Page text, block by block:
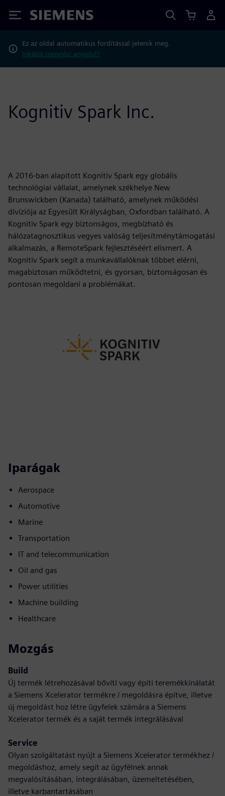
Siemens
Ez az oldal automatikus fordítással jelenik meg.
Inkább megnézi angolul?
Kognitiv Spark Inc.
A 2016-ban alapított Kognitiv Spark egy globális
technológiai vállalat, amelynek székhelye New
Brunswickben (Kanada) található, amelynek működési
divíziója az Egyesült Királyságban, Oxfordban található. A
Kognitiv Spark egy biztonságos, megbízható és
hálózatagnosztikus vegyes valóság teljesítménytámogatási
alkalmazás, a RemoteSpark fejlesztéséért elismert. A
Kognitiv Spark segít a munkavállalóknak többet elérni,
magabiztosan működtetni, és gyorsan, biztonságosan és
pontosan megoldani a problémákat.
Iparágak
Aerospace
Automotive
Marine
Transportation
IT and telecommunication
Oil and gas
Power utilities
Machine building
Healthcare
Mozgás
Build
Új termék létrehozásával bővíti vagy építi teremékkínálatát
a Siemens Xcelerator termékre / megoldásra építve, illetve
új megoldást hoz létre ügyfelek számára a Siemens
Xcelerator termék és a saját termék integrálásával
Service
Olyan szolgáltatást nyújt a Siemens Xcelerator termékhez /
megoldáshoz, amely segít az ügyfélnek annak
megvalósításában, integrálásában, üzemeltetésében,
illetve karbantartásában